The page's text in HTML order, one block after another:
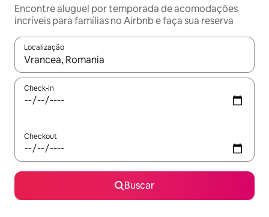
Encontre aluguel por temporada de acomodações
incríveis para famílias no Airbnb e faça sua reserva
Localização
Quando os resultados estiverem disponíveis, explore-os
Check-in
Checkout
Buscar